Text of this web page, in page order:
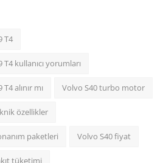
T4
T4 kullanıcı yorumları
alınır mı Volvo S40 turbo motor
özellikler
paketleri Volvo S40 fiyat